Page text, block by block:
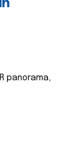
panorama,